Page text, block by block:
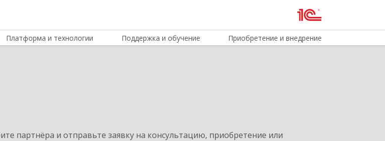
Платформа и технологии Поддержка и обучение Приобретение и внедрение
партнёра и отправьте заявку на консультацию, приобретение или